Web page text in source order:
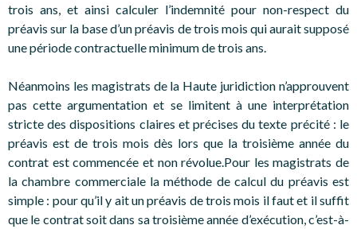
trois ans, et ainsi calculer l’indemnité pour non-respect du
préavis sur la base d’un préavis de trois mois qui aurait supposé
une période contractuelle minimum de trois ans.
Néanmoins les magistrats de la Haute juridiction n’approuvent
pas cette argumentation et se limitent à une interprétation
stricte des dispositions claires et précises du texte précité : le
préavis est de trois mois dès lors que la troisième année du
contrat est commencée et non révolue.Pour les magistrats de
la chambre commerciale la méthode de calcul du préavis est
simple : pour qu’il y ait un préavis de trois mois il faut et il suffit
que le contrat soit dans sa troisième année d’exécution, c’est-à-